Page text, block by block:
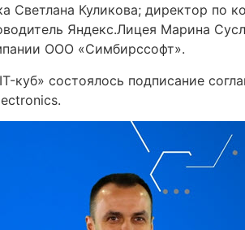
Светлана Куликова; директор по
Яндекс.Лицея Марина
ООО «Симбирссофт».
куб» состоялось подписание